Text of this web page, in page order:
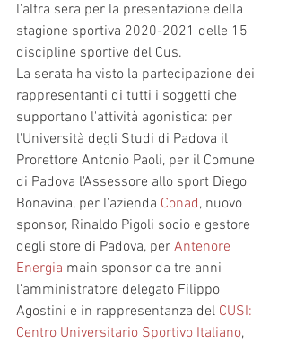
l'altra sera per la presentazione della
stagione sportiva 2020-2021 delle 15
discipline sportive del Cus.
La serata ha visto la partecipazione dei
rappresentanti di tutti i soggetti che
supportano l'attività agonistica: per
l'Università degli Studi di Padova il
Prorettore Antonio Paoli, per il Comune
di Padova l'Assessore allo sport Diego
Bonavina, per l'azienda Conad, nuovo
sponsor, Rinaldo Pigoli socio e gestore
degli store di Padova, per Antenore
Energia main sponsor da tre anni
l'amministratore delegato Filippo
Agostini e in rappresentanza del CUSI:
Centro Universitario Sportivo Italiano,